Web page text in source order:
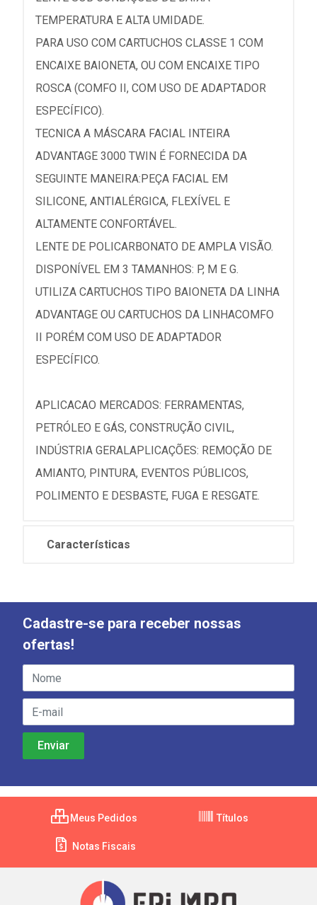
TEMPERATURA E ALTA UMIDADE.
PARA USO COM CARTUCHOS CLASSE 1 COM
ENCAIXE BAIONETA, OU COM ENCAIXE TIPO
ROSCA (COMFO II, COM USO DE ADAPTADOR
ESPECÍFICO).
TECNICA A MÁSCARA FACIAL INTEIRA
ADVANTAGE 3000 TWIN É FORNECIDA DA
SEGUINTE MANEIRA:PEÇA FACIAL EM
SILICONE, ANTIALÉRGICA, FLEXÍVEL E
ALTAMENTE CONFORTÁVEL.
LENTE DE POLICARBONATO DE AMPLA VISÃO.
DISPONÍVEL EM 3 TAMANHOS: P, M E G.
UTILIZA CARTUCHOS TIPO BAIONETA DA LINHA
ADVANTAGE OU CARTUCHOS DA LINHACOMFO
II PORÉM COM USO DE ADAPTADOR
ESPECÍFICO.
APLICACAO MERCADOS: FERRAMENTAS,
PETRÓLEO E GÁS, CONSTRUÇÃO CIVIL,
INDÚSTRIA GERALAPLICAÇÕES: REMOÇÃO DE
AMIANTO, PINTURA, EVENTOS PÚBLICOS,
POLIMENTO E DESBASTE, FUGA E RESGATE.
Características
Cadastre-se para receber nossas
ofertas!
Meus Pedidos Títulos
Notas Fiscais